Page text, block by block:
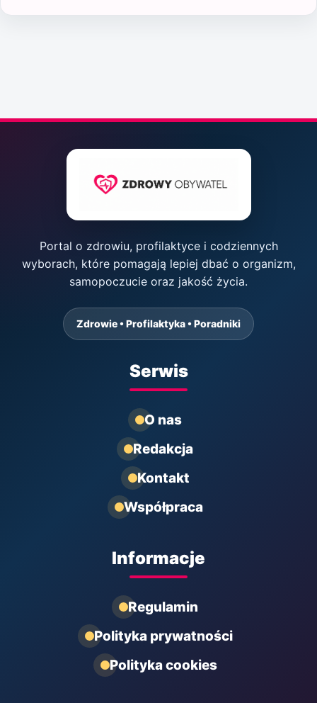
Portal o zdrowiu, profilaktyce i codziennych
wyborach, które pomagają lepiej dbać o organizm,
samopoczucie oraz jakość życia.
Zdrowie • Profilaktyka • Poradniki
Serwis
O nas
Redakcja
Kontakt
Współpraca
Informacje
Regulamin
Polityka prywatności
Polityka cookies